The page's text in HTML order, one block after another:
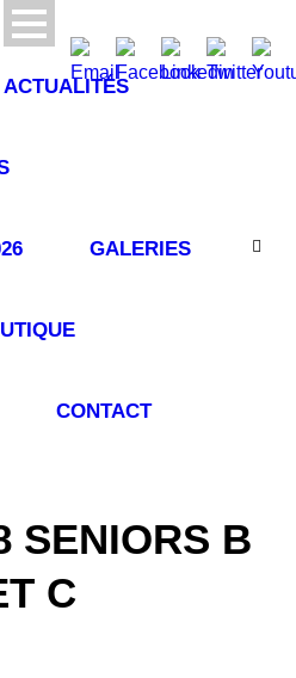
ACTUALITÉS
GALERIES
CONTACT
SENIORS B
C